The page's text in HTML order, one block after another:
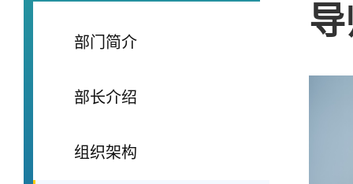
部门简介
部长介绍
组织架构